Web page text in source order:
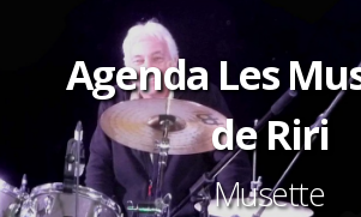
Agenda Les
de Riri
Musette